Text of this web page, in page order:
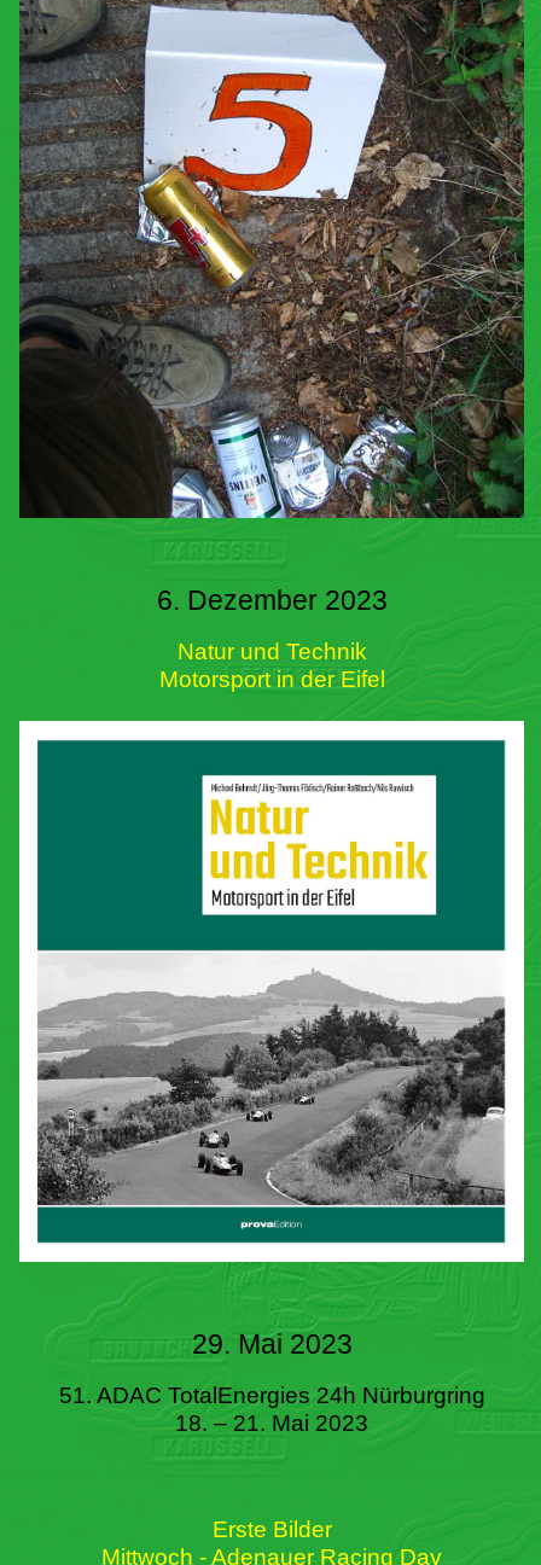
6. Dezember 2023
Natur und Technik
Motorsport in der Eifel
29. Mai 2023
51. ADAC TotalEnergies 24h Nürburgring
18. – 21. Mai 2023
Erste Bilder
Mittwoch - Adenauer Racing Day